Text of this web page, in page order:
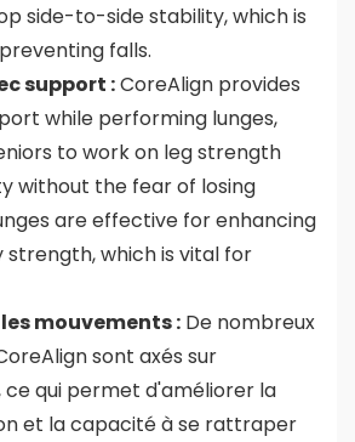
side-to-side stability, which is
falls.
support :CoreAlign provides
while performing lunges,
to work on leg strength
without the fear of losing
are effective for enhancing
strength, which is vital for
mouvements : De nombreux
sont axés sur
ce qui permet d'améliorer la
et la capacité à se rattraper